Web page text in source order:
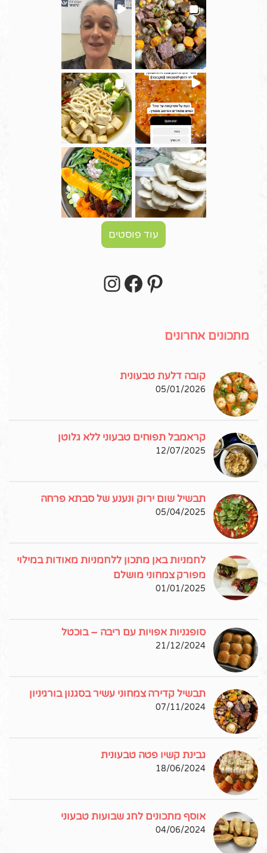
עוד פוסטים
Pinterest
Facebook
מתכונים אחרונים
קובה דלעת טבעונית
05/01/2026
קראמבל תפוחים טבעוני ללא גלוטן
12/07/2025
תבשיל שום ירוק ונענע של סבתא פרחה
05/04/2025
לחמניות באן מתכון ללחמניות מאודות במילוי
מפורק צמחוני מושלם
01/01/2025
סופגניות אפויות עם ריבה – בוכטל
21/12/2024
תבשיל קדירה צמחוני עשיר בסגנון בורגיניון
07/11/2024
גבינת קשיו פטה טבעונית
18/06/2024
אוסף מתכונים לחג שבועות טבעוני
04/06/2024